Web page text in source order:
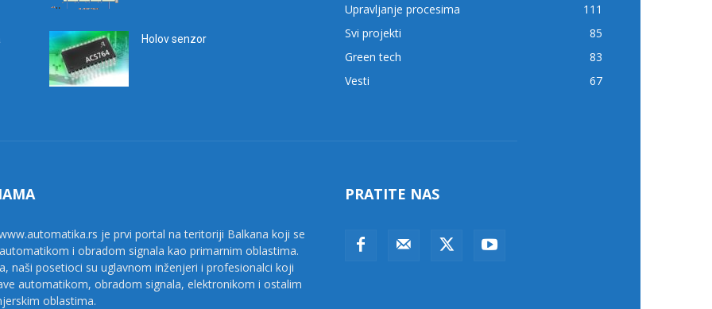
Holov senzor
Upravljanje procesima
111
Svi projekti
85
Green tech
83
Vesti
67
je prvi portal na teritoriji Balkana koji se
i obradom signala kao primarnim oblastima.
naši posetioci su uglavnom inženjeri i profesionalci koji
automatikom, obradom signala, elektronikom i ostalim
oblastima.
PRATITE NAS